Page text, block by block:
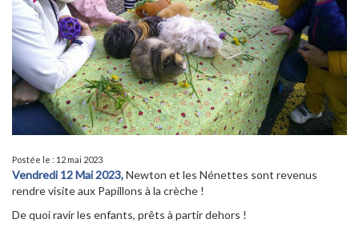
Postée le : 12 mai 2023
Vendredi 12 Mai 2023,Newton et les Nénettes sont revenus
rendre visite aux Papillons à la crèche !
De quoi ravir les enfants, prêts à partir dehors !